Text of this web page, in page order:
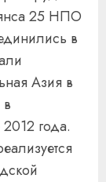
25 НПО
в
Азия в
года.